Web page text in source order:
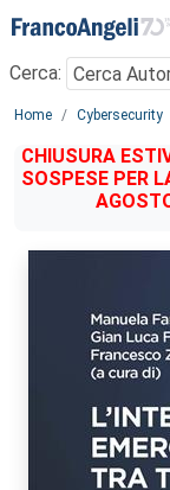
Menu
Cerca:
Main content
Home Cybersecurity
CHIUSURA
SOSPESE PER